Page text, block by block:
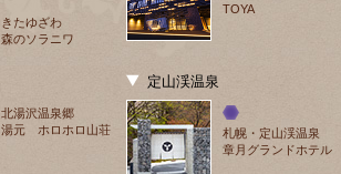
きたゆざわ
森のソラニワ
北湯沢温泉郷
湯元 ホロホロ山荘
TOYA
定山渓温泉
札幌・定山渓温泉
章月グランドホテル